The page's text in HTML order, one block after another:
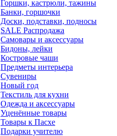
Горшки, кастрюли, тажины
Банки, горшочки
Доски, подставки, подносы
SALE Распродажа
Самовары и аксессуары
Бидоны, лейки
Костровые чаши
Предметы интерьера
Сувениры
Новый год
Текстиль для кухни
Одежда и аксессуары
Уценённые товары
Товары к Пасхе
Подарки учителю